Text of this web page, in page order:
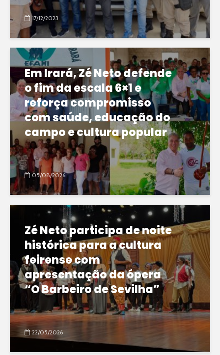
17/12/2023
Em Irará, Zé Neto defende
o fim da escala 6×1 e
reforça compromisso
com saúde, educação do
campo e cultura popular
05/08/2026
Zé Neto participa de noite
histórica para a cultura
feirense com
apresentação da ópera
“O Barbeiro de Sevilha”
22/05/2026